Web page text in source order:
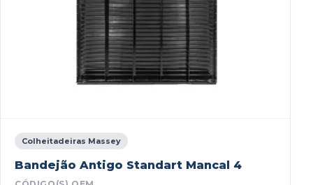
Colheitadeiras Massey
Bandejão Antigo Standart Mancal 4